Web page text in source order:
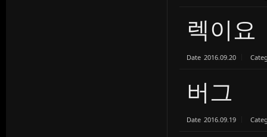
렉이요
Date 2016.09.20
버그
Date 2016.09.19